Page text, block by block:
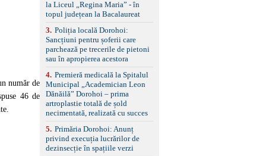
număr de
46 de
împreună cu un set de
anvelope de iarnă.
la Liceul „Regina Maria” - în
topul județean la Bacalaureat
3. Poliția locală Dorohoi:
Sancțiuni pentru șoferii care
parchează pe trecerile de pietoni
sau în apropierea acestora
4. Premieră medicală la Spitalul
Municipal „Academician Leon
Dănăilă” Dorohoi – prima
artroplastie totală de șold
necimentată, realizată cu succes
5. Primăria Dorohoi: Anunț
privind execuția lucrărilor de
dezinsecție în spațiile verzi